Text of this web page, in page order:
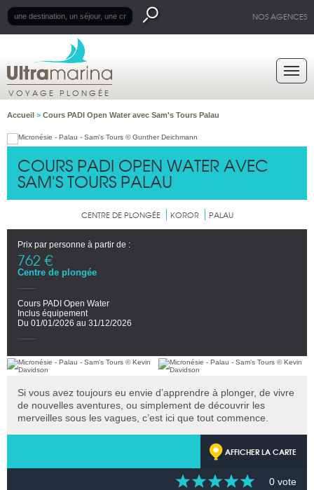
NOS AGENCES
VOYAGE PLONGÉE
Accueil > Cours PADI Open Water avec Sam's Tours Palau
COURS PADI OPEN WATER AVEC
SAM'S TOURS PALAU
CENTRE DE PLONGÉE KOROR PALAU
Prix par personne à partir de :
762 €
Centre de plongée
Cours PADI Open Water
Inclus équipement
Du 01/01/2026 au 31/12/2026
Si vous avez toujours eu envie d’apprendre à plonger, de vivre
de nouvelles aventures, ou simplement de découvrir les
merveilles sous les vagues, c’est ici que tout commence.
AFFICHER LA CARTE
0 vote